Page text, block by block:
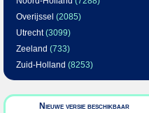
Overijssel (2085)
Utrecht(3099)
Zeeland (733)
Zuid-Holland (8253)
Nieuwe versie beschikbaar